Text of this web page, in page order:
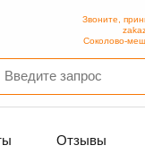
Звоните,
Соколово-
Отзывы